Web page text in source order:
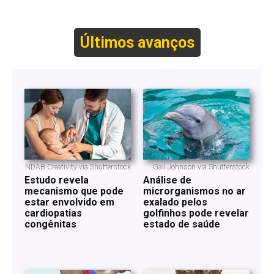
Últimos avanços
NDAB Creativity via Shutterstock
Estudo revela
mecanismo que pode
estar envolvido em
cardiopatias
congênitas
Gail Johnson via Shutterstock
Análise de
microrganismos no ar
exalado pelos
golfinhos pode revelar
estado de saúde